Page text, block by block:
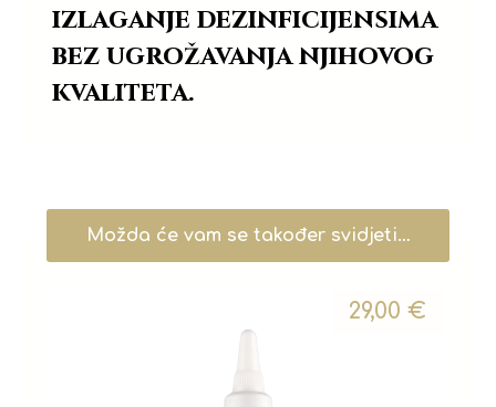
izlaganje dezinficijensima
bez ugrožavanja njihovog
kvaliteta.
Možda će vam se također svidjeti…
29,00 €